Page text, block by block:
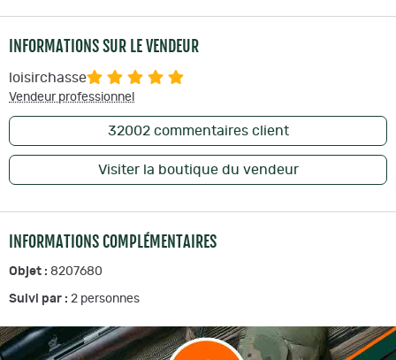
INFORMATIONS SUR LE VENDEUR
loisirchasse
Vendeur professionnel
32002commentaires client
Visiter la boutique du vendeur
INFORMATIONS COMPLÉMENTAIRES
Objet : 8207680
Suivi par : 2 personnes